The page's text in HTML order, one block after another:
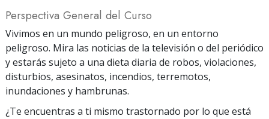
Perspectiva General del Curso
Vivimos en un mundo peligroso, en un entorno
peligroso. Mira las noticias de la televisión o del periódico
y estarás sujeto a una dieta diaria de robos, violaciones,
disturbios, asesinatos, incendios, terremotos,
inundaciones y hambrunas.
¿Te encuentras a ti mismo trastornado por lo que está